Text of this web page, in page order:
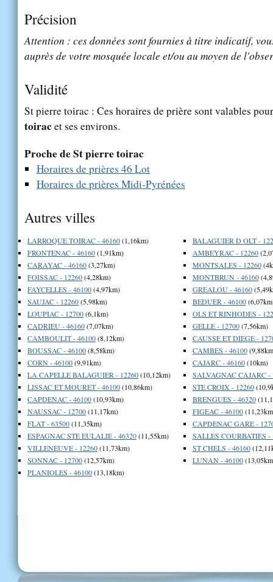
Précision
Attention : ces données sont fournies à titre indicatif,
auprès de votre mosquée locale et/ou au moyen de
Validité
St pierre toirac : Ces horaires de prière sont valables
toiracet ses environs.
Proche de St pierre toirac
Horaires de prières 46 Lot
Horaires de prières Midi-Pyrénées
Autres villes
LARROQUE TOIRAC - 46160(1,16km)
FRONTENAC - 46160(1,91km)
CARAYAC - 46160(3,27km)
FOISSAC - 12260(4,28km)
FAYCELLES - 46100(4,97km)
SAUJAC - 12260(5,98km)
LOUPIAC - 12700(6,1km)
CADRIEU - 46160(7,07km)
CAMBOULIT - 46100(8,12km)
BOUSSAC - 46100(8,58km)
CORN - 46100(9,91km)
LA CAPELLE BALAGUIER - 12260(10,12km)
LISSAC ET MOURET - 46100(10,86km)
CAPDENAC - 46100(10,93km)
NAUSSAC - 12700(11,17km)
FLAT - 63500(11,35km)
ESPAGNAC STE EULALIE - 46320(11,55km)
VILLENEUVE - 12260(11,73km)
SONNAC - 12700(12,57km)
PLANIOLES - 46100(13,18km)
BALAGUIER D OLT -
AMBEYRAC - 12260
MONTSALES - 12260
MONTBRUN - 46160
GREALOU - 46160
BEDUER - 46100
OLS ET RINHODES -
GELLE - 12700(7,56km)
CAUSSE ET DIEGE -
CAMBES - 46100
CAJARC - 46160(10km)
SALVAGNAC CAJARC -
STE CROIX - 12260
BRENGUES - 46320
FIGEAC - 46100
CAPDENAC GARE -
SALLES COURBATIES -
ST CHELS - 46160
LUNAN - 46100